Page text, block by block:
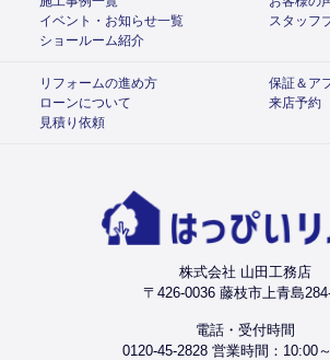
イベント・お知らせ一覧
スタッフ
ショールーム紹介
リフォームの進め方
保証＆ア
ローンについて
来店予約
見積り依頼
株式会社 山田工務店
〒426-0036 藤枝市上青島
電話・受付時間
0120-45-2828 営業時間：10:00